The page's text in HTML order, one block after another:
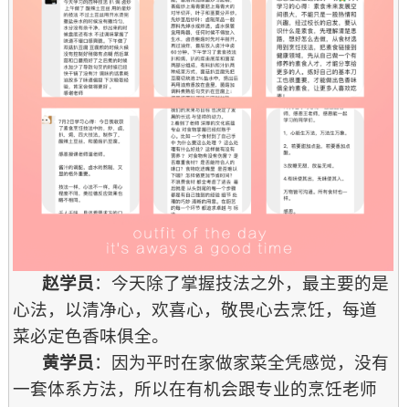
赵学员：今天除了掌握技法之外，最主要的是
心法，以清净心，欢喜心，敬畏心去烹饪，每道
菜必定色香味俱全。
黄学员：因为平时在家做家菜全凭感觉，没有
一套体系方法，所以在有机会跟专业的烹饪老师